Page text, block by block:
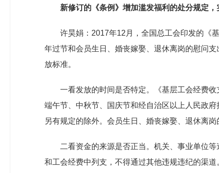
新修订的《条例》增加滥发福利的处分规定
许昊娟：2017年12月，全国总工会印发的《
年过节和会员生日、婚丧嫁娶、退休离岗的慰问
放标准。
一看发放的时间是否特定。《基层工会经费
端午节、中秋节、国庆节和经自治区以上人民政
另有规定的除外。会员生日、婚丧嫁娶、退休离
二看资金的来源是否正当。机关、事业单位
和工会经费中列支，不得通过其他违规违纪的渠